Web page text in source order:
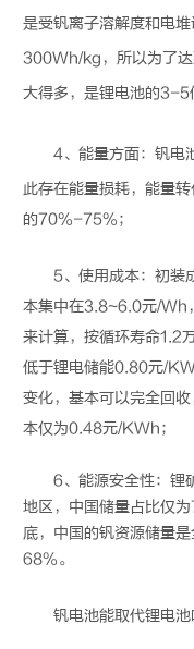
是受钒离子溶解度和电
300Wh/kg，所以为了
大得多，是锂电池的3-5
4、能量方面：钒电
此存在能量损耗，能量
的70%-75%；
5、使用成本：初装
本集中在3.8~6.0元/Wh
来计算，按循环寿命1.2
低于锂电储能0.80元/
变化，基本可以完全回
本仅为0.48元/KWh；
6、能源安全性：锂
地区，中国储量占比仅
底，中国的钒资源储量
68%。
钒电池能取代锂电池